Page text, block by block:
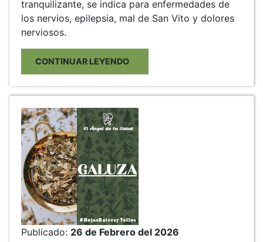
tranquilizante, se indica para enfermedades de
los nervios, epilepsia, mal de San Vito y dolores
nerviosos.
CONTINUAR LEYENDO
Publicado: 26 de Febrero del 2026